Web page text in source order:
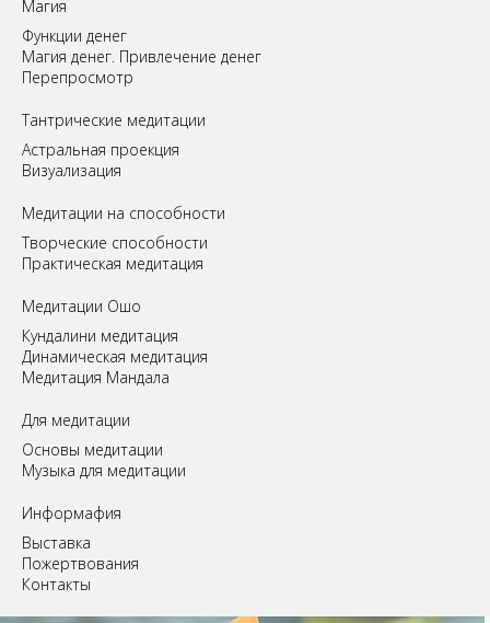
Магия
Функции денег
Магия денег. Привлечение денег
Перепросмотр
Tантрические медитации
Астральная проекция
Визуализация
Медитации на способности
Творческие способности
Практическая медитация
Медитации Ошо
Кундалини медитация
Динамическая медитация
Медитация Мандала
Для медитации
Основы медитации
Музыка для медитации
Информафия
Выставка
Пожертвования
Контакты